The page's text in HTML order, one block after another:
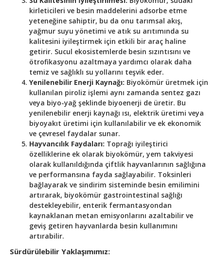
kirleticileri ve besin maddelerini adsorbe etme
yeteneğine sahiptir, bu da onu tarımsal akış,
yağmur suyu yönetimi ve atık su arıtımında su
kalitesini iyileştirmek için etkili bir araç haline
getirir. Sucul ekosistemlerde besin sızıntısını ve
ötrofikasyonu azaltmaya yardımcı olarak daha
temiz ve sağlıklı su yollarını teşvik eder.
Yenilenebilir Enerji Kaynağı: Biyokömür üretmek için
kullanılan piroliz işlemi aynı zamanda sentez gazı
veya biyo-yağ şeklinde biyoenerji de üretir. Bu
yenilenebilir enerji kaynağı ısı, elektrik üretimi veya
biyoyakıt üretimi için kullanılabilir ve ek ekonomik
ve çevresel faydalar sunar.
Hayvancılık Faydaları: Toprağı iyileştirici
özelliklerine ek olarak biyokömür, yem takviyesi
olarak kullanıldığında çiftlik hayvanlarının sağlığına
ve performansına fayda sağlayabilir. Toksinleri
bağlayarak ve sindirim sisteminde besin emilimini
artırarak, biyokömür gastrointestinal sağlığı
destekleyebilir, enterik fermantasyondan
kaynaklanan metan emisyonlarını azaltabilir ve
geviş getiren hayvanlarda besin kullanımını
artırabilir.
Sürdürülebilir Yaklaşımımız: